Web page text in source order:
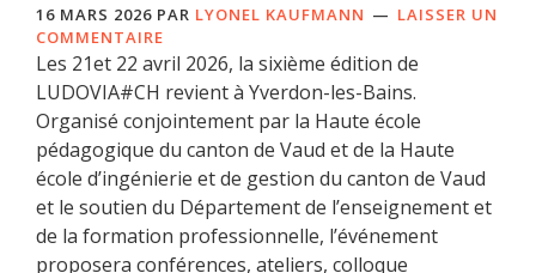
16 MARS 2026 PAR LYONEL KAUFMANN
LAISSER UN
COMMENTAIRE
Les 21et 22 avril 2026, la sixième édition de
LUDOVIA#CH revient à Yverdon-les-Bains.
Organisé conjointement par la Haute école
pédagogique du canton de Vaud et de la Haute
école d’ingénierie et de gestion du canton de Vaud
et le soutien du Département de l’enseignement et
de la formation professionnelle, l’événement
proposera conférences, ateliers, colloque